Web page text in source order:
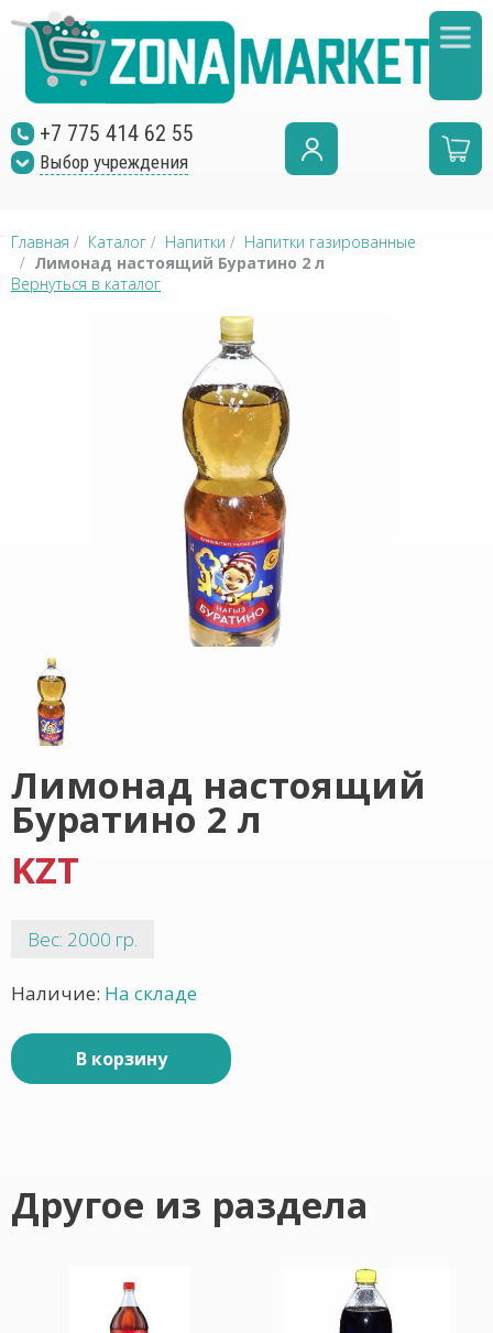
+7 775 414 62 55
Выбор учреждения
Главная / Каталог / Напитки / Напитки газированные
/ Лимонад настоящий Буратино 2 л
Вернуться в каталог
Лимонад настоящий
Буратино 2 л
KZT
Вес: 2000 гр.
Наличие: На складе
В корзину
Другое из раздела